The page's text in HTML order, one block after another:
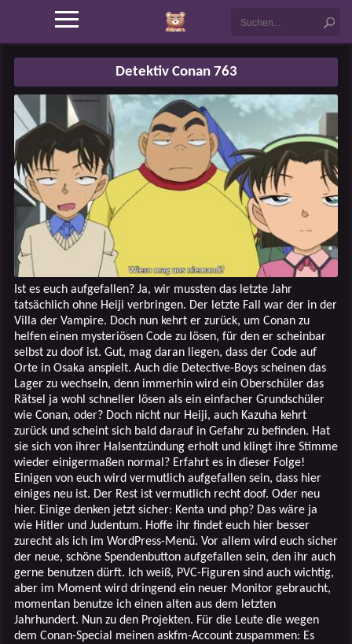
Detektiv Conan 763
Ist es euch aufgefallen? Ja, wir mussten das letzte Jahr
tatsächlich ohne Heiji verbringen. Der letzte Fall war der in der
Villa der Vampire. Doch nun kehrt er zurück, um Conan zu
helfen einen mysteriösen Code zu lösen, für den er scheinbar
selbst zu doof ist. Gut, mag daran liegen, dass der Code auf
Orte in Osaka anspielt. Auch die Detective-Boys scheinen das
Lager zu wechseln, denn immerhin wird ein Oberschüler das
Rätsel ja wohl schneller lösen als ein einfacher Grundschüler
wie Conan, oder? Doch nicht nur Heiji, auch Kazuha kehrt
zurück und scheint sich bald darauf in Gefahr zu befinden. Hat
sie sich von ihrer Halsentzündung erholt und klingt ihre Stimme
wieder einigermaßen normal? Erfahrt es in dieser Folge!
Einigen von euch wird vermutlich aufgefallen sein, dass hier
einiges neu ist. Der Rest ist vermutlich recht doof. Oder neu
hier. Einige denken jetzt sicher: Kenta und php? Das wäre ja
wie Hitler und Judentum. Hoffe ihr findet euch hier besser
zurecht als ich im WordPress-Menü. Vor allem wird euch sicher
der neue, schöne Spendenbutton aufgefallen sein, den ihr auch
gerne benutzen dürft. Ich weiß, PVC-Figuren sind auch wichtig,
aber im Moment wird dringend ein neuer Monitor gebraucht,
momentan benutze ich einen alten aus dem letzten
Jahrhundert. Nun zu den Projekten. Für die Leute die wegen
dem Conan-Special meinen askfm-Account zuspammen: Es